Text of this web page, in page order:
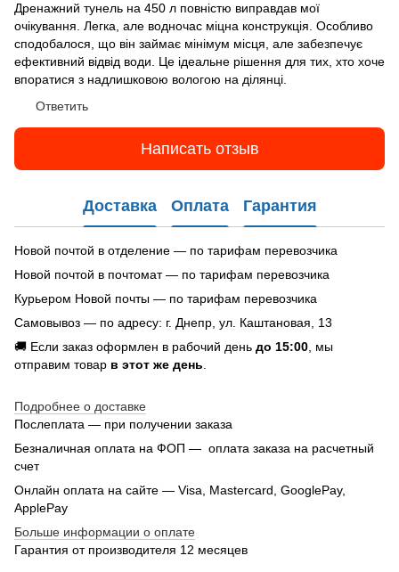
Дренажний тунель на 450 л повністю виправдав мої
очікування. Легка, але водночас міцна конструкція. Особливо
сподобалося, що він займає мінімум місця, але забезпечує
ефективний відвід води. Це ідеальне рішення для тих, хто хоче
впоратися з надлишковою вологою на ділянці.
Ответить
Написать отзыв
Доставка Оплата Гарантия
Новой почтой в отделение — по тарифам перевозчика
Новой почтой в почтомат — по тарифам перевозчика
Курьером Новой почты — по тарифам перевозчика
Самовывоз — по адресу: г. Днепр, ул. Каштановая, 13
🚚 Если заказ оформлен в рабочий день до 15:00 , мы
отправим товар в этот же день
Подробнее о доставке
Послеплата — при получении заказа
Безналичная оплата на ФОП — оплата заказа на расчетный
счет
Онлайн оплата на сайте — Visa, Mastercard, GooglePay,
ApplePay
Больше информации о оплате
Гарантия от производителя 12 месяцев